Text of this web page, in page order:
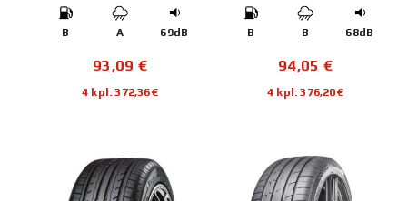
B A 69dB
93,09 €
4 kpl: 372,36€
B B 68dB
94,05 €
4 kpl: 376,20€